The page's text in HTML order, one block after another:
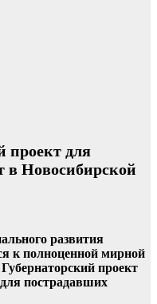
проект для
в Новосибирской
развития
к полноценной мирной
проект
пострадавших